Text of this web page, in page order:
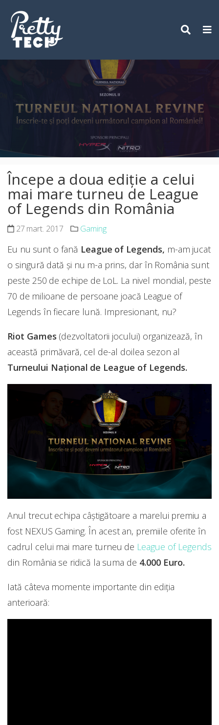
content
Începe a doua ediție a celui
mai mare turneu de League
of Legends din România
27 mart. 2017 Gaming
Eu nu sunt o fană League of Legends, m-am jucat
o singură dată și nu m-a prins, dar în România sunt
peste 250 de echipe de LoL. La nivel mondial, peste
70 de milioane de persoane joacă League of
Legends în fiecare lună. Impresionant, nu?
Riot Games (dezvoltatorii jocului) organizează, în
această primăvară, cel de-al doilea sezon al
Turneului Național de League of Legends.
Anul trecut echipa câștigătoare a marelui premiu a
fost NEXUS Gaming. În acest an, premiile oferite în
cadrul celui mai mare turneu de League of Legends
din România se ridică la suma de 4.000 Euro.
Iată câteva momente importante din ediția
anterioară: